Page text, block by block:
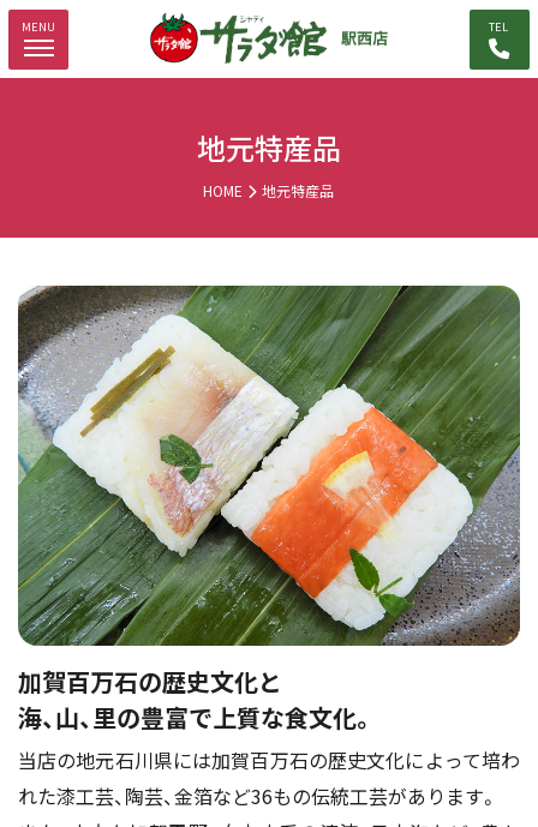
TEL
MENU
地元特産品
HOME 地元特産品
加賀百万石の歴史文化と
海、山、里の豊富で上質な食文化。
当店の地元石川県には加賀百万石の歴史文化によって培わ
れた漆工芸、陶芸、金箔など36もの伝統工芸があります。